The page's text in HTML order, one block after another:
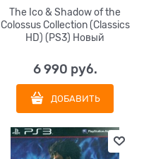
The Ico & Shadow of the
Colossus Collection (Classics
HD) (PS3) Новый
6 990 руб.
ДОБАВИТЬ